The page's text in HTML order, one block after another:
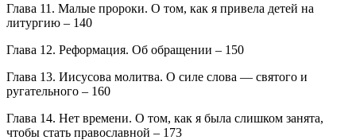
Глава 11. Малые пророки. О том, как я привела детей на
литургию – 140
Глава 12. Реформация. Об обращении – 150
Глава 13. Иисусова молитва. О силе слова — святого и
ругательного – 160
Глава 14. Нет времени. О том, как я была слишком занята,
чтобы стать православной – 173